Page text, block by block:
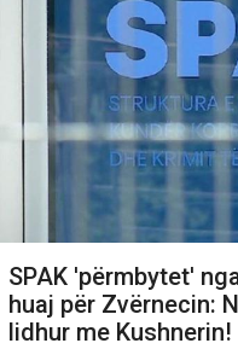
SPAK 'përmbytet'
huaj për Zvërnecin:
lidhur me Kushnerin!